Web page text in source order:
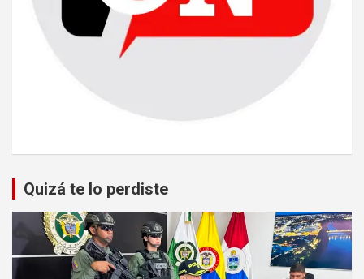
Quizá te lo perdiste